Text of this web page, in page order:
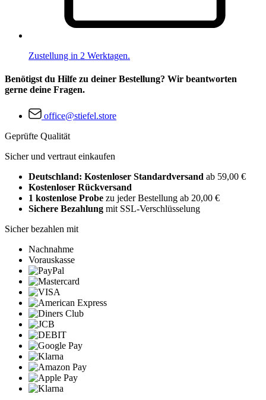
Zustellung in 2 Werktagen.
Benötigst du Hilfe zu deiner Bestellung? Wir beantworten
gerne deine Fragen.
office@stiefel.store
Geprüfte Qualität
Sicher und vertraut einkaufen
Deutschland: Kostenloser Standardversand ab 59,00 €
Kostenloser Rückversand
1 kostenlose Probe zu jeder Bestellung ab 20,00 €
Sichere Bezahlung mit SSL-Verschlüsselung
Sicher bezahlen mit
Nachnahme
Vorauskasse